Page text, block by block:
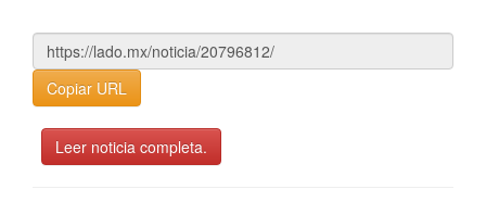
Copiar URL
Leer noticia completa.